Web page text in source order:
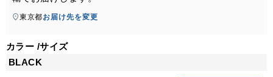
東京都お届け先を変更
カラー サイズ
BLACK